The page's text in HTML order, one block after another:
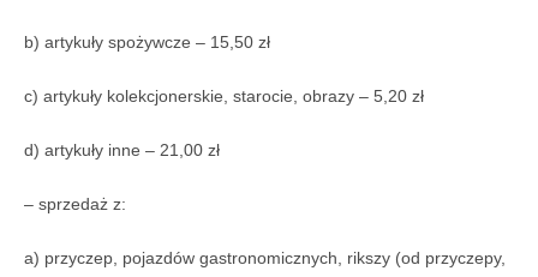
b) artykuły spożywcze – 15,50 zł
c) artykuły kolekcjonerskie, starocie, obrazy – 5,20 zł
d) artykuły inne – 21,00 zł
– sprzedaż z:
a) przyczep, pojazdów gastronomicznych, rikszy (od przyczepy,